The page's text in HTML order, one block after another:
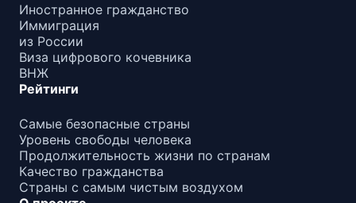
Иностранное гражданство
Иммиграция
из России
Виза цифрового кочевника
ВНЖ
Рейтинги
Самые безопасные страны
Уровень свободы человека
Продолжительность жизни по странам
Качество гражданства
Страны с самым чистым воздухом